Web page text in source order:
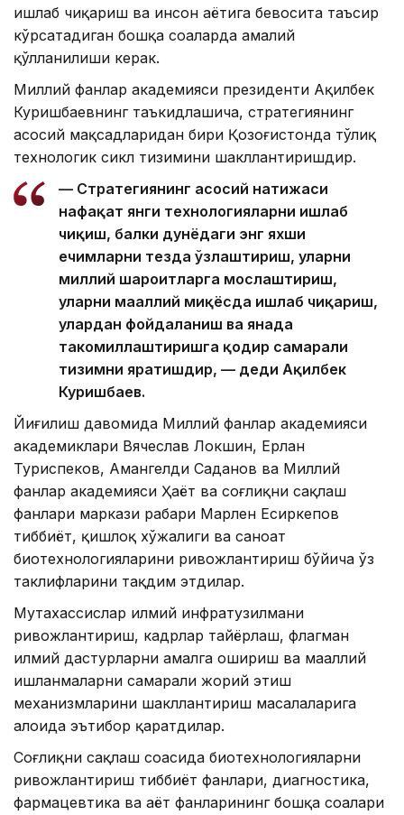
ишлаб чиқариш ва инсон ҳаётига бевосита таъсир
кўрсатадиган бошқа соҳаларда амалий
қўлланилиши керак.
Миллий фанлар академияси президенти Ақилбек
Куришбаевнинг таъкидлашича, стратегиянинг
асосий мақсадларидан бири Қозоғистонда тўлиқ
технологик сикл тизимини шакллантиришдир.
— Стратегиянинг асосий натижаси
нафақат янги технологияларни ишлаб
чиқиш, балки дунёдаги энг яхши
ечимларни тезда ўзлаштириш, уларни
миллий шароитларга мослаштириш,
уларни маҳаллий миқёсда ишлаб чиқариш,
улардан фойдаланиш ва янада
такомиллаштиришга қодир самарали
тизимни яратишдир, — деди Ақилбек
Куришбаев.
Йиғилиш давомида Миллий фанлар академияси
академиклари Вячеслав Локшин, Ерлан
Туриспеков, Амангелди Саданов ва Миллий
фанлар академияси Ҳаёт ва соғлиқни сақлаш
фанлари маркази раҳбари Марлен Есиркепов
тиббиёт, қишлоқ хўжалиги ва саноат
биотехнологияларини ривожлантириш бўйича ўз
таклифларини тақдим этдилар.
Мутахассислар илмий инфратузилмани
ривожлантириш, кадрлар тайёрлаш, флагман
илмий дастурларни амалга ошириш ва маҳаллий
ишланмаларни самарали жорий этиш
механизмларини шакллантириш масалаларига
алоҳида эътибор қаратдилар.
Соғлиқни сақлаш соҳасида биотехнологияларни
ривожлантириш тиббиёт фанлари, диагностика,
фармацевтика ва ҳаёт фанларининг бошқа соҳалари